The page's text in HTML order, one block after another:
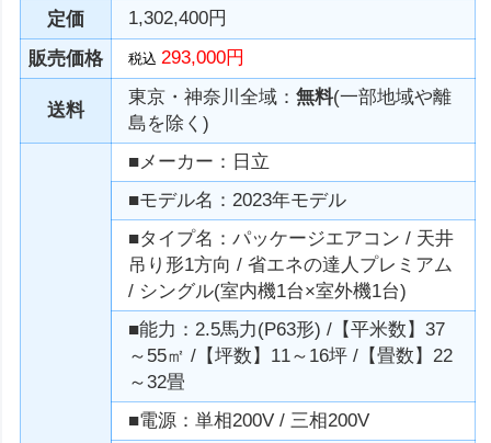
定価
1,302,400円
販売価格
税込293,000円
送料
東京・神奈川全域：無料(一部地域や離
島を除く)
■メーカー：日立
■モデル名：2023年モデル
■タイプ名：パッケージエアコン / 天井
吊り形1方向 / 省エネの達人プレミアム
/ シングル(室内機1台×室外機1台)
■能力：2.5馬力(P63形) /【平米数】37
～55㎡ /【坪数】11～16坪 /【畳数】22
～32畳
■電源：単相200V / 三相200V